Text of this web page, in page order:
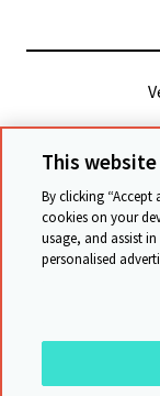
©
Termos
Accessibility
This
By clicking
cookies on your
usage, and assist
personalised